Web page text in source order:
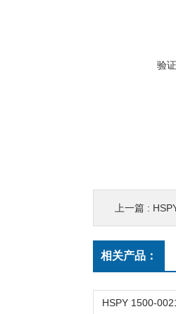
验
上一篇 :
相关产品：